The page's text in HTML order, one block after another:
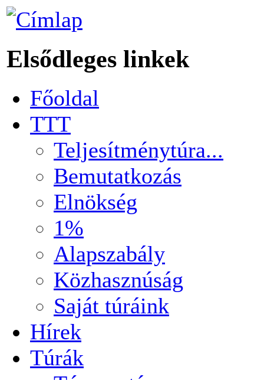
Elsődleges linkek
Főoldal
TTT
Teljesítménytúra...
Bemutatkozás
Elnökség
1%
Alapszabály
Közhasznúság
Saját túráink
Hírek
Túrák